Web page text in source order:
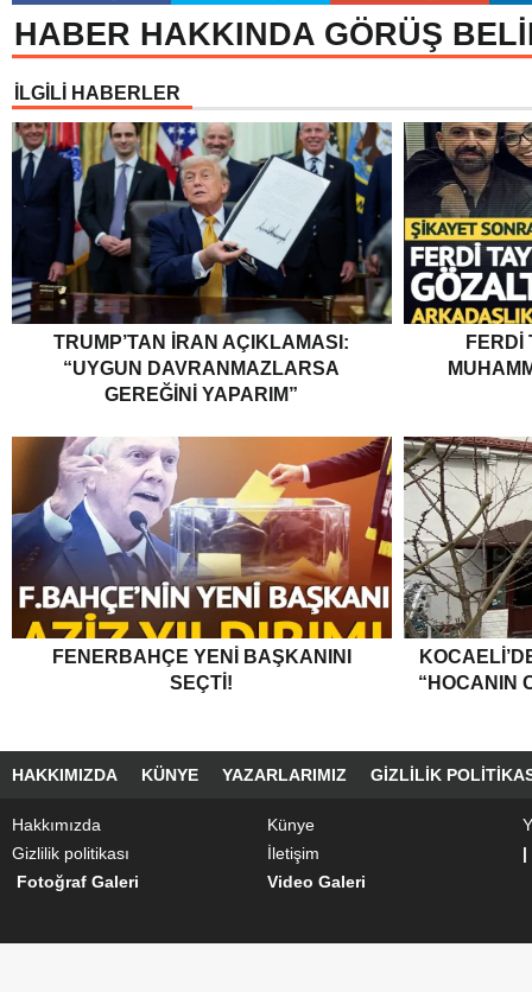
HABER HAKKINDA GÖRÜŞ
İLGİLİ HABERLER
TRUMP’TAN İRAN AÇIKLAMASI:
“UYGUN DAVRANMAZLARSA
GEREĞINI YAPARIM”
FERDI
FENERBAHÇE YENI BAŞKANINI
SEÇTI!
“HOCANIN
HAKKIMIZDA KÜNYE YAZARLARIMIZ GIZLILIK
Hakkımızda Künye
Gizlilik politikası
İletişim
|
Fotoğraf Galeri
Video Galeri